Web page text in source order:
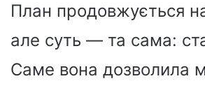
План продовжується
але суть — та сама:
Саме вона дозволила